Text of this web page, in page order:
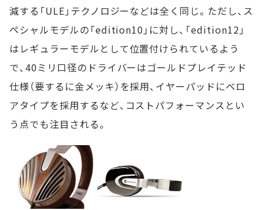
減する「ULE」テクノロジーなどは全く同じ。ただし、ス
ペシャルモデルの「edition10」に対し、「edition12」
はレギュラーモデルとして位置付けられているよう
で、40ミリ口径のドライバーはゴールドプレイテッド
仕様（要するに金メッキ）を採用、イヤーパッドにベロ
アタイプを採用するなど、コストパフォーマンスとい
う点でも注目される。